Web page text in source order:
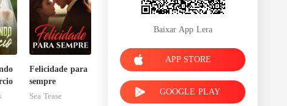
Felicidade para
sempre
Sea Tease
Baixar App Lera
APP STORE
GOOGLE PLAY